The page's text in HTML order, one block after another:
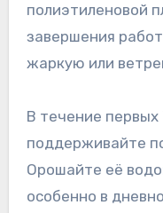
полиэтиленовой
завершения
жаркую или
В течение первых
поддерживайте
Орошайте её
особенно в